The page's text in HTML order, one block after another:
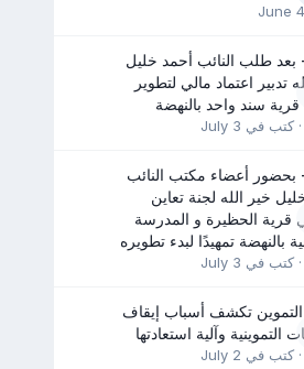
June
طلب النائب أحمد خليل
تدبير اعتماد مالي لتطوير
سند واحد بالنهضة
· كتب في July 3
أعضاء مكتب النائب
خير الله لجنة تعاين
قرية الحظيرة و المدرسة
بالنهضة تمهيدًا لبدء تطويره
· كتب في July 3
التموين تكشف أسباب إيقاف
التموينية وآلية استعادتها
· كتب في July 2